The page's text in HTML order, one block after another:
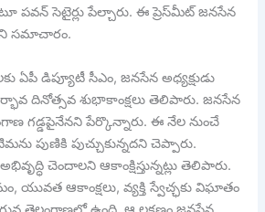
పవన్ సెటైర్లు పేల్చారు. ఈ ప్రెస్‎మీట్ జనసేన
సమాచారం.
ఏపీ డిప్యూటీ సీఎం, జనసేన అధ్యక్షుడు
దినోత్సవ శుభాకాంక్షలు తెలిపారు. జనసేన
గడ్డపైనేనని పేర్కొన్నారు. ఈ నేల నుంచే
పుణికి పుచ్చుకున్నదని చెప్పారు.
చెందాలని ఆకాంక్షిస్తున్నట్లు తెలిపారు.
యువత ఆకాంక్షలు, వ్యక్తి స్వేచ్ఛకు విఘాతం